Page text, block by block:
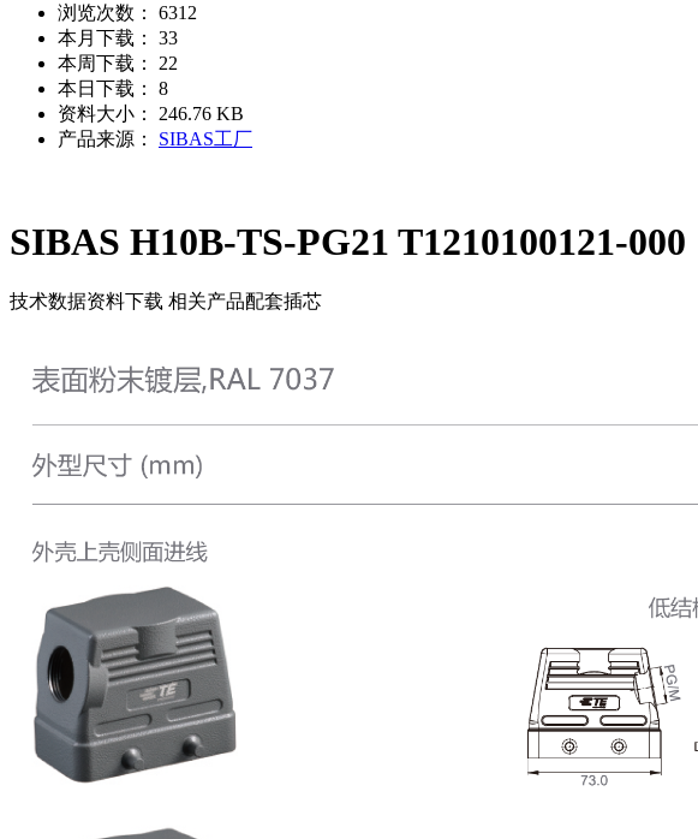
浏览次数：
6312
本月下载：
33
本周下载：
22
本日下载：
8
资料大小：
246.76 KB
产品来源：
SIBAS工厂
SIBAS H10B-TS-PG21 T1210100121-000
技术数据资料下载 相关产品配套插芯